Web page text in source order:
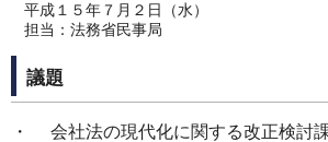
平成１５年７月２日（水）
担当：法務省民事局
議題
・ 会社法の現代化に関する改正検討